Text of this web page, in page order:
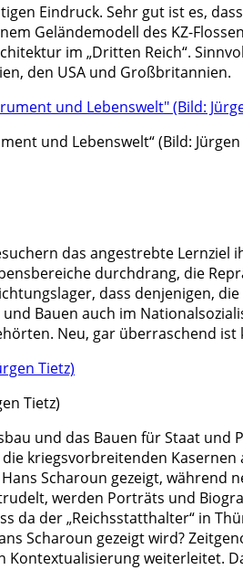
Eindruck. Sehr gut ist es,
Geländemodell des KZ-
im „Dritten Reich“.
den USA und Großbritannien.
und Lebenswelt“ (Bild: Jürgen
das angestrebte
durchdrang, die
dass denjenigen,
Bauen auch im
Neu, gar überraschend ist
Tietz)
und das Bauen für Staat
kriegsvorbreitenden
Scharoun gezeigt, während
werden Porträts und
da der „Reichsstatthalter“ in
Scharoun gezeigt wird?
Kontextualisierung weiterleitet.